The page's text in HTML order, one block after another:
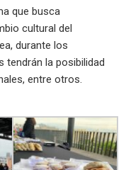
que busca
cultural del
durante los
tendrán la posibilidad
entre otros.